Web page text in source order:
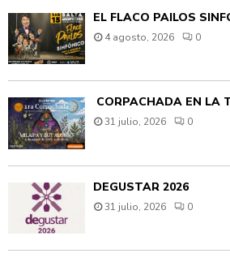
EL FLACO PAILOS
4 agosto, 2026 0
CORPACHADA EN LA
31 julio, 2026 0
DEGUSTAR 2026
31 julio, 2026 0